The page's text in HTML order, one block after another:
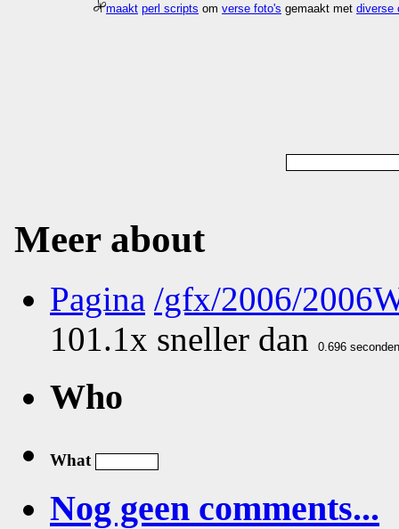
maakt perl scripts omverse foto's gemaakt metdiverse
Meer about
Pagina /gfx/2006/
101.1x sneller dan
Who
What
Nog geen comments...